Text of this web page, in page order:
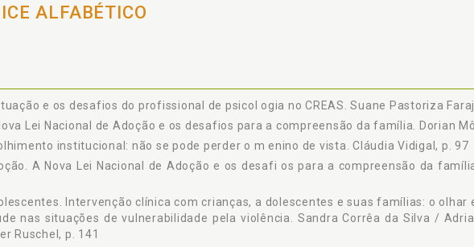
ALFABÉTICO
e os desafios do profissional de psicol ogia no CREAS. Suane Pastoriza
Lei Nacional de Adoção e os desafios para a compreensão da família. Dorian
institucional: não se pode perder o m enino de vista. Cláudia Vidigal, p. 97
A Nova Lei Nacional de Adoção e os desafi os para a compreensão da
Intervenção clínica com crianças, a dolescentes e suas famílias: o olhar
nas situações de vulnerabilidade pela violência. Sandra Corrêa da Silva /
Ruschel, p. 141